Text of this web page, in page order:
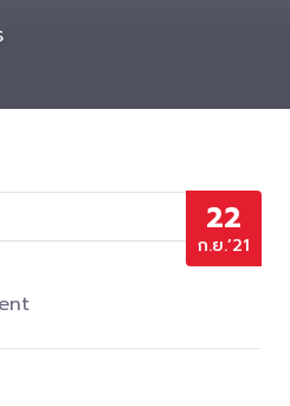
22
ก.ย.’21